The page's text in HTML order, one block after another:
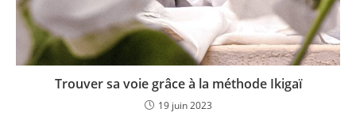
Trouver sa voie grâce à la méthode Ikigaï
19 juin 2023